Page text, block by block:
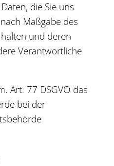
die Sie uns
Maßgabe des
und deren
Verantwortliche
Art. 77 DSGVO das
bei der